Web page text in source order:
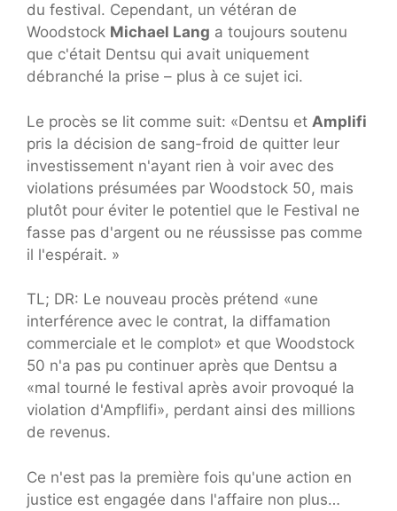
du festival. Cependant, un vétéran de
Woodstock Michael Lang a toujours soutenu
que c'était Dentsu qui avait uniquement
débranché la prise – plus à ce sujet ici.
Le procès se lit comme suit: «Dentsu et Amplifi
pris la décision de sang-froid de quitter leur
investissement n'ayant rien à voir avec des
violations présumées par Woodstock 50, mais
plutôt pour éviter le potentiel que le Festival ne
fasse pas d'argent ou ne réussisse pas comme
il l'espérait. »
TL; DR: Le nouveau procès prétend «une
interférence avec le contrat, la diffamation
commerciale et le complot» et que Woodstock
50 n'a pas pu continuer après que Dentsu a
«mal tourné le festival après avoir provoqué la
violation d'Ampflifi», perdant ainsi des millions
de revenus.
Ce n'est pas la première fois qu'une action en
justice est engagée dans l'affaire non plus…